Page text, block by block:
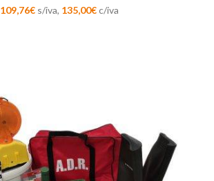
109,76€ s/iva, 135,00€c/iva